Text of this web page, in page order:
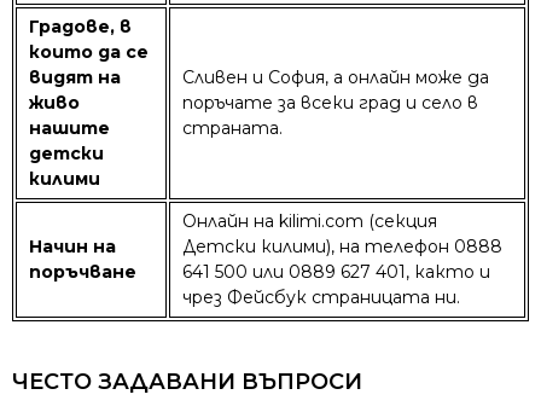
Градове, в
които да се
видят на
живо
нашите
детски
килими
Сливен и София, а онлайн може да
поръчате за всеки град и село в
страната.
Начин на
поръчване
Онлайн на kilimi.com (секция
Детски килими), на телефон 0888
641 500 или 0889 627 401, както и
чрез Фейсбук страницата ни.
ЧЕСТО ЗАДАВАНИ ВЪПРОСИ